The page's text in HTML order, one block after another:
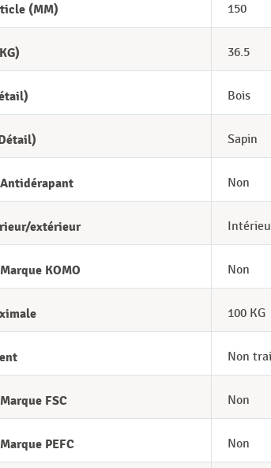
(MM) 150
36.5
Bois
Sapin
Non
extérieur
KOMO Non
100 KG
Non
FSC Non
PEFC Non